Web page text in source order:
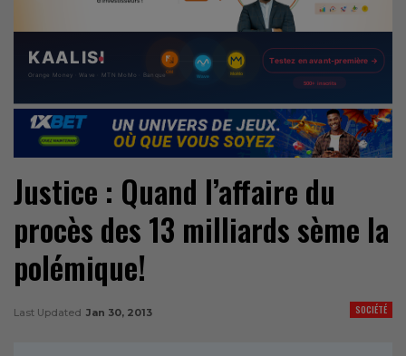
Justice : Quand l’affaire du
procès des 13 milliards sème la
polémique!
SOCIÉTÉ
Last Updated Jan 30, 2013